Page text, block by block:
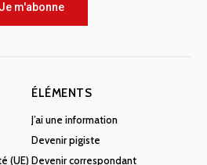
Je m'abonne
(UE)
ÉLÉMENTS
J’ai une information
Devenir pigiste
Devenir correspondant